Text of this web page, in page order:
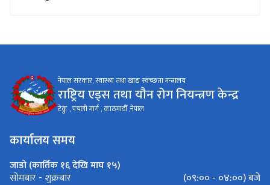
नेपाल सरकार, स्वास्थ्य तथा खाद्य स्वच्छता मन्त्रालय
राष्ट्रिय एड्स तथा यौन रोग नियन्त्रण केन्द्र
टेकु , पचली मार्ग , काठमाडौँ ,नेपाल
कार्यालय समय
जाडो (कार्तिक १६ देखि माघ १५)
सोमबार - शुक्रबार
(०९:०० - ०४:००) बजे